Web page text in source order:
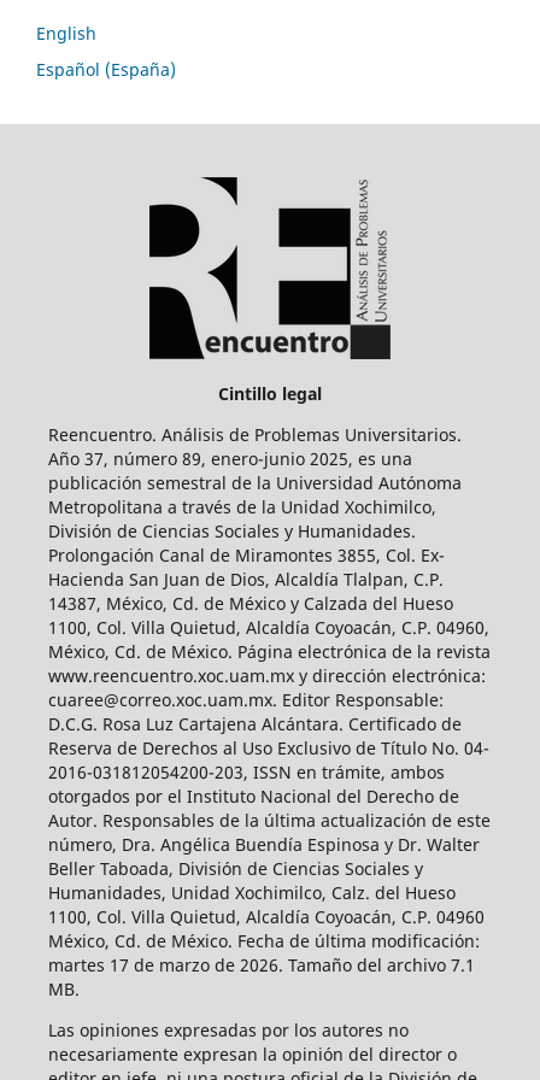
English
Español (España)
Cintillo legal
Reencuentro. Análisis de Problemas Universitarios.
Año 37, número 89, enero-junio 2025, es una
publicación semestral de la Universidad Autónoma
Metropolitana a través de la Unidad Xochimilco,
División de Ciencias Sociales y Humanidades.
Prolongación Canal de Miramontes 3855, Col. Ex-
Hacienda San Juan de Dios, Alcaldía Tlalpan, C.P.
14387, México, Cd. de México y Calzada del Hueso
1100, Col. Villa Quietud, Alcaldía Coyoacán, C.P. 04960,
México, Cd. de México. Página electrónica de la revista
www.reencuentro.xoc.uam.mx y dirección electrónica:
cuaree@correo.xoc.uam.mx. Editor Responsable:
D.C.G. Rosa Luz Cartajena Alcántara. Certificado de
Reserva de Derechos al Uso Exclusivo de Título No. 04-
2016-031812054200-203, ISSN en trámite, ambos
otorgados por el Instituto Nacional del Derecho de
Autor. Responsables de la última actualización de este
número, Dra. Angélica Buendía Espinosa y Dr. Walter
Beller Taboada, División de Ciencias Sociales y
Humanidades, Unidad Xochimilco, Calz. del Hueso
1100, Col. Villa Quietud, Alcaldía Coyoacán, C.P. 04960
México, Cd. de México. Fecha de última modificación:
martes 17 de marzo de 2026. Tamaño del archivo 7.1
MB.
Las opiniones expresadas por los autores no
necesariamente expresan la opinión del director o